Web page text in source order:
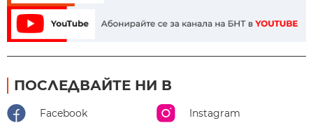
ПОСЛЕДВАЙТЕ НИ В
Facebook Instagram